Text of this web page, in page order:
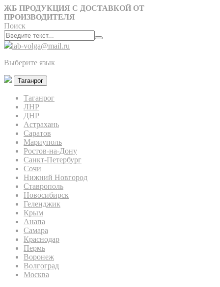
ЖБ ПРОДУКЦИЯ С ДОСТАВКОЙ ОТ
ПРОИЗВОДИТЕЛЯ
Поиск
lab-volga@mail.ru
Выберите язык
Таганрог
Таганрог
ЛНР
ДНР
Астрахань
Саратов
Мариуполь
Ростов-на-Дону
Санкт-Петербург
Сочи
Нижний Новгород
Ставрополь
Новосибирск
Геленджик
Крым
Анапа
Самара
Краснодар
Пермь
Воронеж
Волгоград
Москва